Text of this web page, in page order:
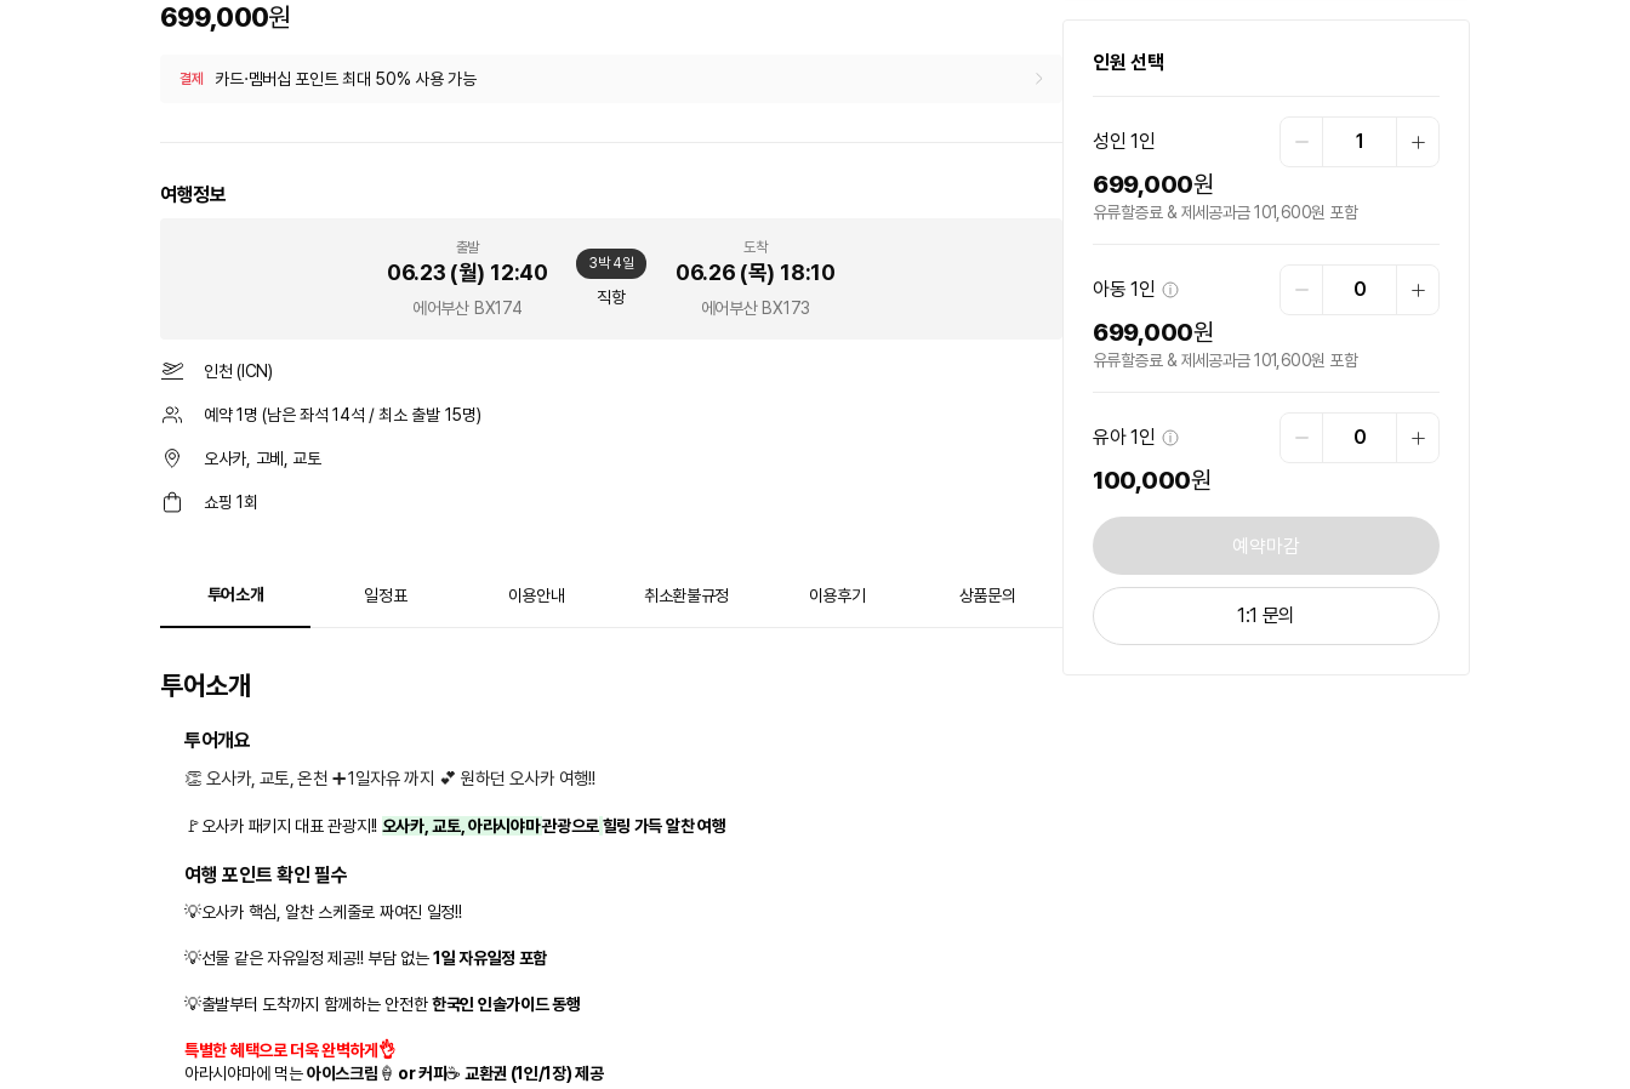
699,000원
결제 카드·멤버십 포인트 최대 50% 사용 가능
여행정보
출발
06.23 (월) 12:40
에어부산 BX174
3박 4일
직항
도착
06.26 (목) 18:10
에어부산 BX173
인천 (ICN)
예약1명 (남은 좌석14석 / 최소 출발 15명)
오사카, 고베, 교토
쇼핑 1회
투어소개 일정표 이용안내 취소환불규정 이용후기 상품문의
투어소개
투어개요
👏 오사카, 교토, 온천 ➕ 1일자유 까지 💕 원하던 오사카 여행!!
🚩 오사카 패키지 대표 관광지!! 오사카, 교토, 아라시야마관광으로힐링 가득 알찬 여행
여행 포인트 확인 필수
💡오사카 핵심, 알찬 스케줄로 짜여진 일정!!
💡선물 같은 자유일정 제공!! 부담 없는 1일 자유일정 포함
💡출발부터 도착까지 함께하는 안전한한국인 인솔가이드 동행
특별한 혜택으로 더욱 완벽하게👌
아라시야마에 먹는아이스크림 🍦 or 커피☕ 교환권 (1인/1장) 제공
인원 선택
성인 1인 1
699,000원
유류할증료 & 제세공과금 101,600원 포함
아동 1인 0
699,000원
유류할증료 & 제세공과금 101,600원 포함
유아1인 0
100,000원
예약마감
1:1 문의